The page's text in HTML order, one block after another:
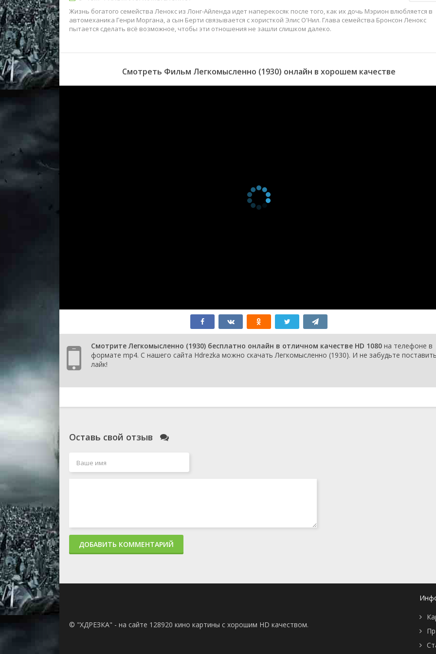
Жизнь богатого семейства Ленокс из Лонг-Айленда идет наперекосяк после того, как их дочь Мэрион влюбляется в
автомеханика Генри Моргана, а сын Берти связывается с хористкой Элис О'Нил. Глава семейства Бронсон Ленокс
пытается сделать всё возможное, чтобы эти отношения не зашли слишком далеко.
Смотреть Фильм Легкомысленно (1930) онлайн в хорошем качестве
Смотрите Легкомысленно (1930) бесплатно онлайн в отличном качестве HD 1080 на телефоне в
формате mp4. С нашего сайта Hdrezka можно скачать Легкомысленно (1930). И не забудьте
лайк!
Оставь свой отзыв
ДОБАВИТЬ КОММЕНТАРИЙ
© "ХДРЕЗКА" - на сайте 128920 кино картины с хорошим HD качеством.